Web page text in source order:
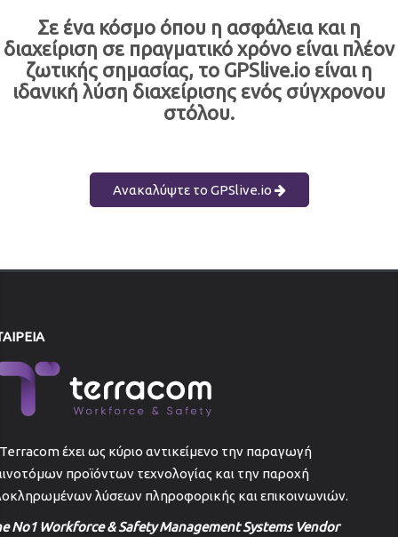
Σε ένα κόσμο όπου η ασφάλεια και η
διαχείριση σε πραγματικό χρόνο είναι πλέον
ζωτικής σημασίας, το GPSlive.io είναι η
ιδανική λύση διαχείρισης ενός σύγχρονου
στόλου.
Ανακαλύψτε το GPSlive.io
έχει ως κύριο αντικείμενο την παραγωγή
προϊόντων τεχνολογίας και την παροχή
λύσεων πληροφορικής και επικοινωνιών.
No1 Workforce & Safety Management Systems Vendor